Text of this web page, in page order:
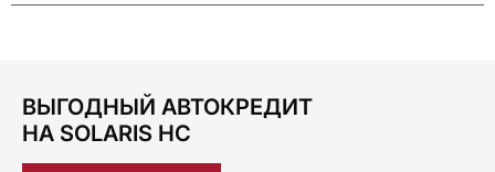
ВЫГОДНЫЙ АВТОКРЕДИТ
НА SOLARIS HC